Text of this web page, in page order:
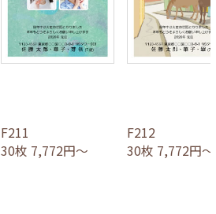
F211
30枚 7,772円～
F212
30枚 7,772円～